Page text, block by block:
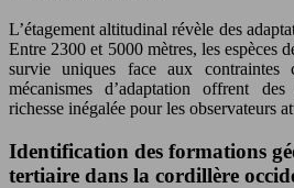
L’étagement altitudinal révèle des
Entre 2300 et 5000 mètres, les espèces
survie uniques face aux contraintes
mécanismes d’adaptation offrent
richesse inégalée pour les observateurs
Identification des formations
tertiaire dans la cordillère